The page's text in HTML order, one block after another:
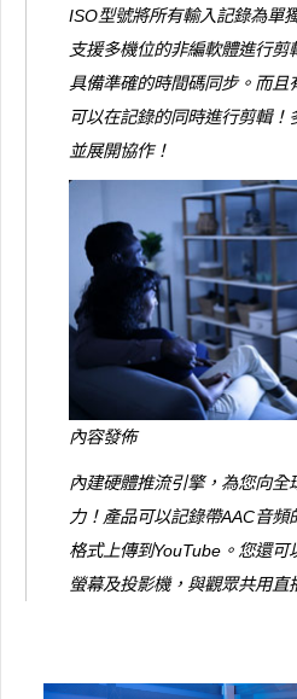
ISO型號將所有輸入記錄為單
支援多機位的非編軟體進行剪
具備準確的時間碼同步。而且
可以在記錄的同時進行剪輯！
並展開協作！
內容發佈
內建硬體推流引擎，為您向全
力！產品可以記錄帶AAC音頻
格式上傳到YouTube。您還可
螢幕及投影機，與觀眾共用直